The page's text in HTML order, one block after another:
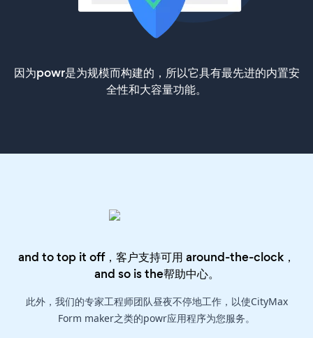
因为powr是为规模而构建的，所以它具有最先进的内置安
全性和大容量功能。
and to top it off，客户支持可用 around-the-clock，
and so is the帮助中心。
此外，我们的专家工程师团队昼夜不停地工作，以使CityMax
Form maker之类的powr应用程序为您服务。